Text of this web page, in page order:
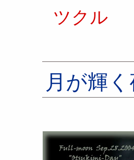
ツクル
月が輝